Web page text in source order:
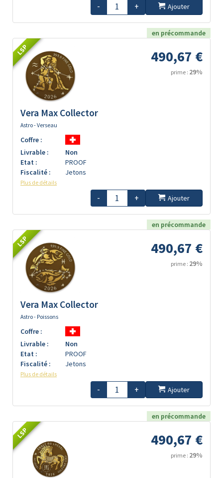
- + Ajouter
en précommande
LSP 490,67 €
prime : 29%
Vera Max Collector
Astro - Verseau
Coffre :
Livrable :
Non
Etat :
PROOF
Fiscalité :
Jetons
Plus de détails
- + Ajouter
en précommande
LSP 490,67 €
prime : 29%
Vera Max Collector
Astro - Poissons
Coffre :
Livrable :
Non
Etat :
PROOF
Fiscalité :
Jetons
Plus de détails
- + Ajouter
en précommande
LSP 490,67 €
prime : 29%